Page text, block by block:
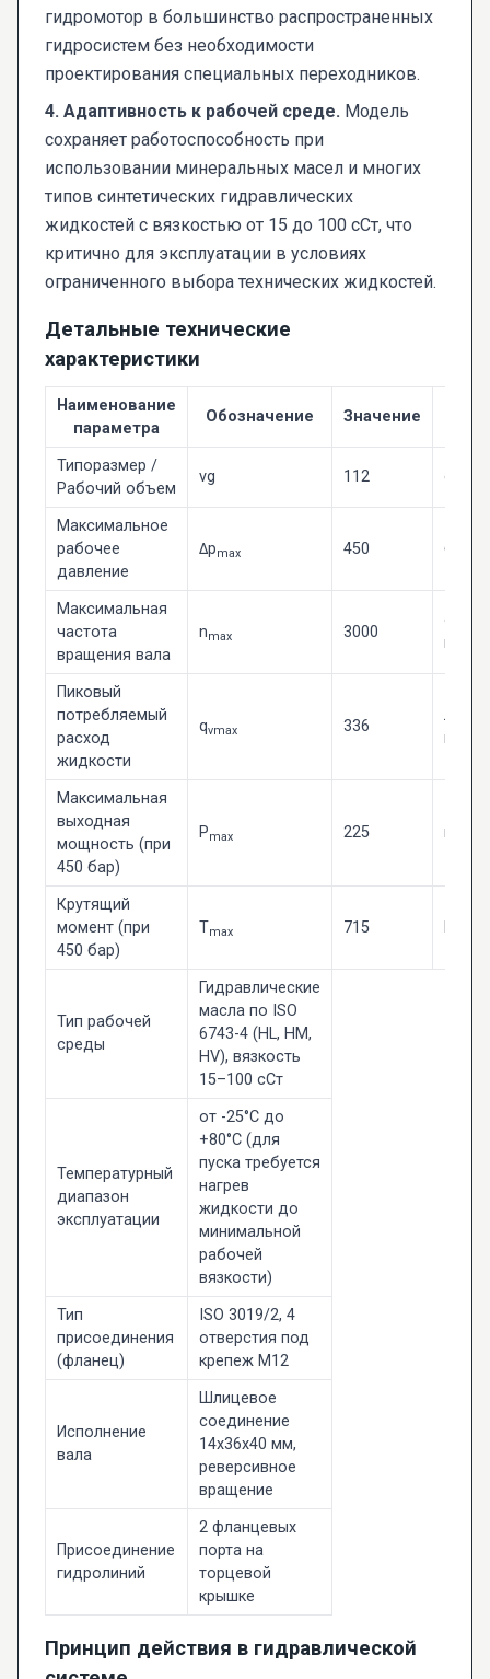
гидромотор в большинство распространенных
гидросистем без необходимости
проектирования специальных переходников.
4. Адаптивность к рабочей среде. Модель
сохраняет работоспособность при
использовании минеральных масел и многих
типов синтетических гидравлических
жидкостей с вязкостью от 15 до 100 сСт, что
критично для эксплуатации в условиях
ограниченного выбора технических жидкостей.
Детальные технические
характеристики
Наименование
параметра
Обозначение Значение
Типоразмер /
Рабочий объем
vg 112 см³
Максимальное
рабочее
давление
Δpmax 450 бар
Максимальная
частота
вращения вала
nmax 3000
об/
мин
Пиковый
потребляемый
расход
жидкости
qvmax 336
л/
мин
Максимальная
выходная
мощность (при
450 бар)
Pmax 225 кВт
Крутящий
момент (при
450 бар)
Tmax 715
Тип рабочей
среды
Гидравлические
масла по ISO
6743-4 (HL, HM,
HV), вязкость
15–100 сСт
Температурный
диапазон
эксплуатации
от -25°C до
+80°C (для
пуска требуется
нагрев
жидкости до
минимальной
рабочей
вязкости)
Тип
присоединения
(фланец)
ISO 3019/2, 4
отверстия под
крепеж M12
Исполнение
вала
Шлицевое
соединение
14x36x40 мм,
реверсивное
вращение
Присоединение
гидролиний
2 фланцевых
порта на
торцевой
крышке
Принцип действия в гидравлической